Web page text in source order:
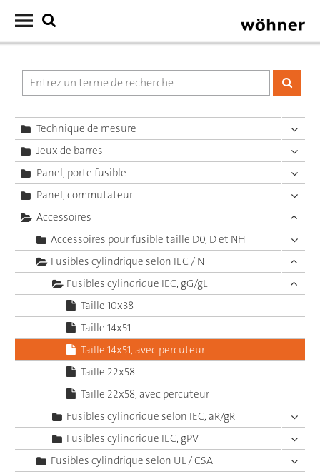
Technique de mesure
Jeux de barres
Panel, porte fusible
Panel, commutateur
Accessoires
Accessoires pour fusible taille D0, D et NH
Fusibles cylindrique selon IEC / N
Fusibles cylindrique IEC, gG/gL
Taille 10x38
Taille 14x51
Taille 14x51, avec percuteur
Taille 22x58
Taille 22x58, avec percuteur
Fusibles cylindrique selon IEC, aR/gR
Fusibles cylindrique IEC, gPV
Fusibles cylindrique selon UL / CSA